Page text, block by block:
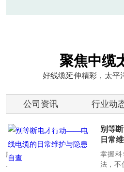
聚焦中缆
好线缆延伸精彩，太平
公司资讯 行业动
别等
日常
掌握
法，不